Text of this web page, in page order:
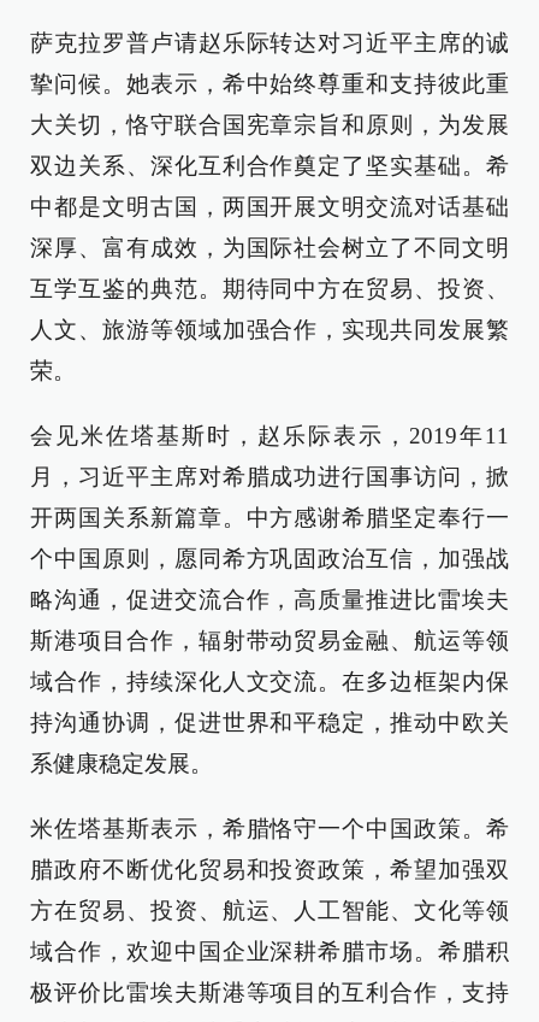
萨克拉罗普卢请赵乐际转达对习近平主席的诚
挚问候。她表示，希中始终尊重和支持彼此重
大关切，恪守联合国宪章宗旨和原则，为发展
双边关系、深化互利合作奠定了坚实基础。希
中都是文明古国，两国开展文明交流对话基础
深厚、富有成效，为国际社会树立了不同文明
互学互鉴的典范。期待同中方在贸易、投资、
人文、旅游等领域加强合作，实现共同发展繁
荣。
会见米佐塔基斯时，赵乐际表示，2019年11
月，习近平主席对希腊成功进行国事访问，掀
开两国关系新篇章。中方感谢希腊坚定奉行一
个中国原则，愿同希方巩固政治互信，加强战
略沟通，促进交流合作，高质量推进比雷埃夫
斯港项目合作，辐射带动贸易金融、航运等领
域合作，持续深化人文交流。在多边框架内保
持沟通协调，促进世界和平稳定，推动中欧关
系健康稳定发展。
米佐塔基斯表示，希腊恪守一个中国政策。希
腊政府不断优化贸易和投资政策，希望加强双
方在贸易、投资、航运、人工智能、文化等领
域合作，欢迎中国企业深耕希腊市场。希腊积
极评价比雷埃夫斯港等项目的互利合作，支持